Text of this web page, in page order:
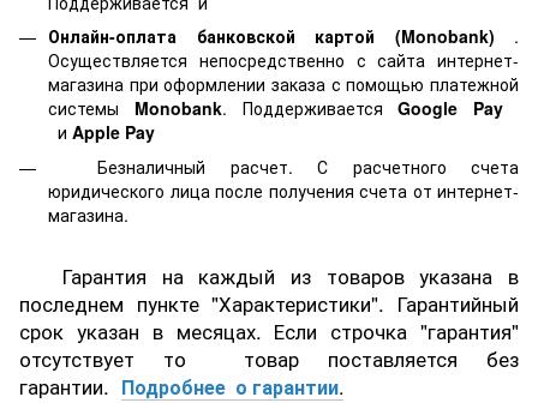
Онлайн-оплата банковской картой
(Monobank) .
Осуществляется непосредственно с сайта интернет-
магазина при оформлении заказа с помощью платежной
системы Monobank. ПоддерживаетсяGoogle Pay
и Apple Pay
Безналичный расчет. С расчетного счета
юридического лица после получения счета от интернет-
магазина.
Гарантия на каждый из товаров указана в
последнем пункте "Характеристики". Гарантийный
срок указан в месяцах. Если строчка "гарантия"
отсутствует то товар поставляется без
гарантии. Подробнее о гарантии.